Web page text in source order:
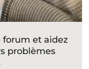
et aidez
problèmes